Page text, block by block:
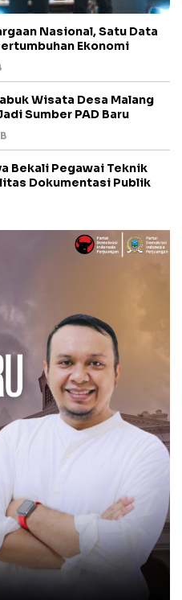
Nasional, Satu Data
Ekonomi
Wisata Desa Malang
Sumber PAD Baru
Bekali Pegawai Teknik
Dokumentasi Publik